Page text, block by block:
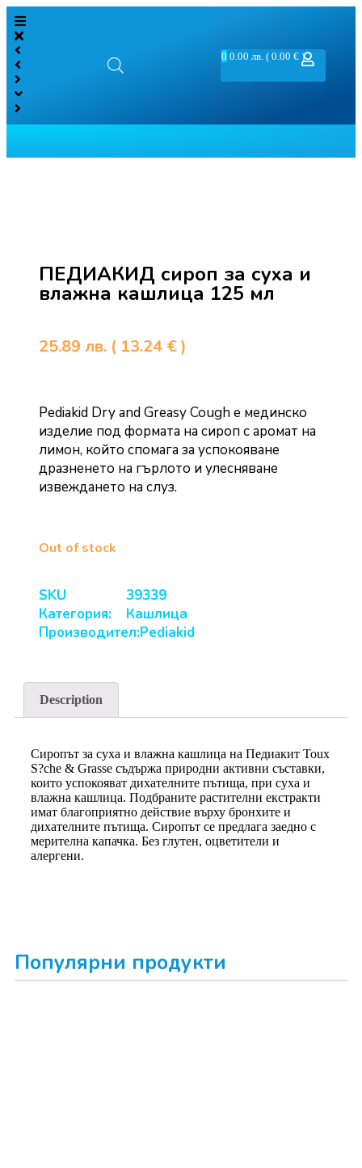
0 0.00 лв. ( 0.00 € )
ПЕДИАКИД сироп за суха и
влажна кашлица 125 мл
25.89 лв. ( 13.24 € )
Pediakid Dry and Greasy Cough е мединско
изделие под формата на сироп с аромат на
лимон, който спомага за успокояване
дразненето на гърлото и улесняване
извеждането на слуз.
Out of stock
SKU
39339
Категория:
Кашлица
Производител:Pediakid
Description
Сиропът за суха и влажна кашлица на Педиакит Toux
S?che & Grasse съдържа природни активни съставки,
които успокояват дихателните пътища, при суха и
влажна кашлица. Подбраните растителни екстракти
имат благоприятно действие върху бронхите и
дихателните пътища. Сиропът се предлага заедно с
мерителна капачка. Без глутен, оцветители и
алергени.
Популярни продукти